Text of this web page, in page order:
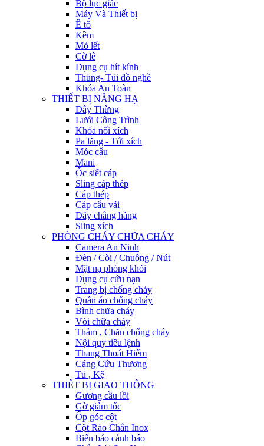
Bộ lục giác
Máy Và Thiết bị
Ê tô
Kềm
Mỏ lết
Cờ lê
Dụng cụ hít kính
Thùng- Túi đồ nghề
Khóa An Toàn
THIẾT BỊ NÂNG HẠ
Dây Thừng
Lưới Công Trình
Khóa nối xích
Pa lăng - Tới xích
Móc cẩu
Mani
Ốc siết cáp
Sling cáp thép
Cáp thép
Cáp cẩu vải
Dây chằng hàng
Sling xích
PHÒNG CHÁY CHỮA CHÁY
Camera An Ninh
Đèn / Còi / Chuông / Nút
Mặt nạ phòng khói
Dụng cụ cứu nạn
Trang bị chống cháy
Quần áo chống cháy
Bình chữa cháy
Vòi chữa cháy
Thảm , Chăn chống cháy
Nội quy tiêu lệnh
Thang Thoát Hiểm
Cáng Cứu Thương
Tủ , Kệ
THIẾT BỊ GIAO THÔNG
Gương cầu lồi
Gờ giảm tốc
Ốp góc cột
Cột Rào Chắn Inox
Biển báo cảnh báo